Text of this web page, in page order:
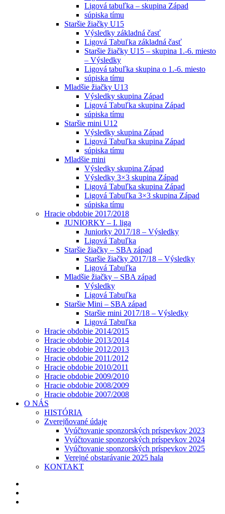
Ligová tabuľka – skupina Západ
súpiska tímu
Staršie žiačky U15
Výsledky základná časť
Ligová Tabuľka základná časť
Staršie žiačky U15 – skupina 1.-6. miesto
– Výsledky
Ligová tabuľka skupina o 1.-6. miesto
súpiska tímu
Mladšie žiačky U13
Výsledky skupina Západ
Ligová Tabuľka skupina Západ
súpiska tímu
Staršie mini U12
Výsledky skupina Západ
Ligová Tabuľka skupina Západ
súpiska tímu
Mladšie mini
Výsledky skupina Západ
Výsledky 3×3 skupina Západ
Ligová Tabuľka skupina Západ
Ligová Tabuľka 3×3 skupina Západ
súpiska tímu
Hracie obdobie 2017/2018
JUNIORKY – I. liga
Juniorky 2017/18 – Výsledky
Ligová Tabuľka
Staršie žiačky – SBA západ
Staršie žiačky 2017/18 – Výsledky
Ligová Tabuľka
Mladšie žiačky – SBA západ
Výsledky
Ligová Tabuľka
Staršie Mini – SBA západ
Staršie mini 2017/18 – Výsledky
Ligová Tabuľka
Hracie obdobie 2014/2015
Hracie obdobie 2013/2014
Hracie obdobie 2012/2013
Hracie obdobie 2011/2012
Hracie obdobie 2010/2011
Hracie obdobie 2009/2010
Hracie obdobie 2008/2009
Hracie obdobie 2007/2008
O NÁS
HISTÓRIA
Zverejňované údaje
Vyúčtovanie sponzorských príspevkov 2023
Vyúčtovanie sponzorských príspevkov 2024
Vyúčtovanie sponzorských príspevkov 2025
Verejné obstarávanie 2025 hala
KONTAKT